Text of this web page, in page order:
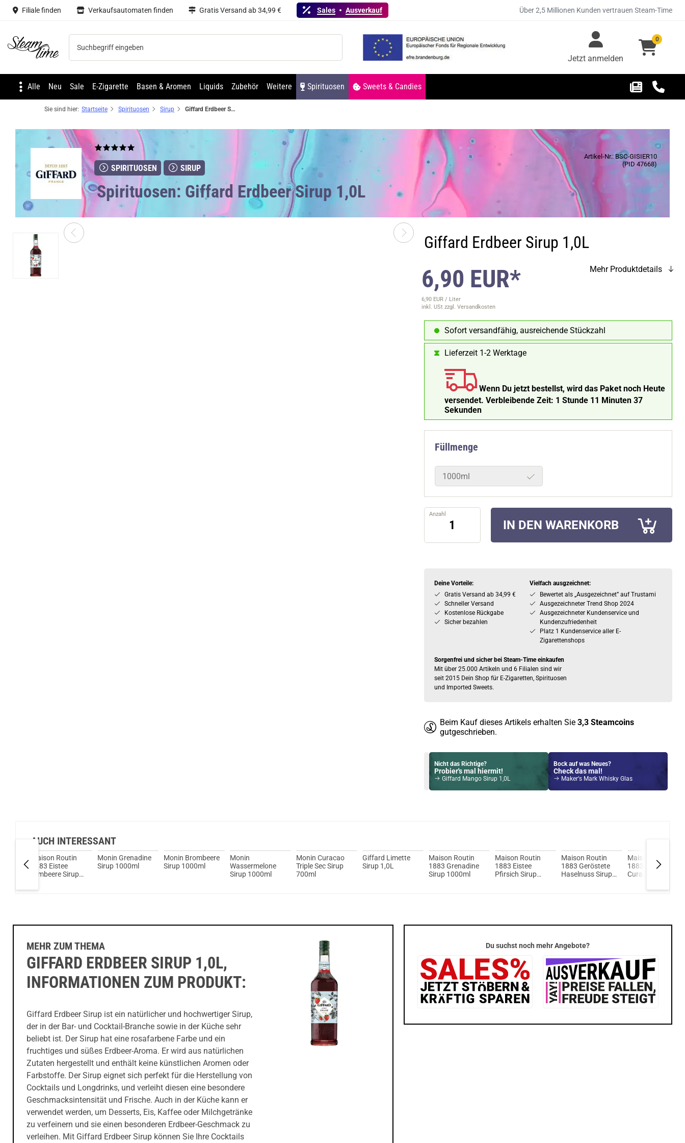
Filiale finden Verkaufsautomaten finden Gratis Versand ab 34,99 € Sales Ausverkauf Über 2,5 Millionen Kunden vertrauen Steam-Time
Steam time Jetzt anmelden
0
Alle Neu Sale E-Zigarette Basen & Aromen Liquids Zubehör Weitere Spirituosen Sweets & Candies
Sie sind hier: Startseite Spirituosen Sirup Giffard Erdbeer Sirup 1,0L
SPIRITUOSEN SIRUP
Artikel-Nr.: BSC-GISIER10
(PID 47668)
Spirituosen: Giffard Erdbeer Sirup 1,0L
Giffard Erdbeer Sirup 1,0L
6,90 EUR*
6,90 EUR / Liter
inkl. USt zzgl. Versandkosten
Mehr Produktdetails
Sofort versandfähig, ausreichende Stückzahl
Lieferzeit 1-2 Werktage
Wenn Du jetzt bestellst, wird das Paket noch Heute
versendet. Verbleibende Zeit: 1 Stunde 11 Minuten 36
Sekunden
Füllmenge
1000ml
Anzahl
IN DEN WARENKORB
Deine Vorteile:
Gratis Versand ab 34,99 €
Schneller Versand
Kostenlose Rückgabe
Sicher bezahlen
Vielfach ausgzeichnet:
Bewertet als „Ausgezeichnet” auf Trustami
Ausgezeichneter Trend Shop 2024
Ausgezeichneter Kundenservice und
Kundenzufriedenheit
Platz 1 Kundenservice aller E-
Zigarettenshops
Sorgenfrei und sicher bei Steam-Time einkaufen
Mit über 25.000 Artikeln und 6 Filialen sind wir
seit 2015 Dein Shop für E-Zigaretten, Spirituosen
und Imported Sweets.
Beim Kauf dieses Artikels erhalten Sie 3,3 Steamcoins
gutgeschrieben.
Nicht das Richtige?
Probier's mal hiermit!
Giffard Mango Sirup 1,0L
Bock auf was Neues?
Check das mal!
Maker‘s Mark Whisky Glas
AUCH INTERESSANT
Maison Routin
1883 Eistee
Himbeere Sirup
Monin Grenadine
Sirup 1000ml
Monin Brombeere
Sirup 1000ml
Monin
Wassermelone
Sirup 1000ml
Monin Curacao
Triple Sec Sirup
700ml
Giffard Limette
Sirup 1,0L
Maison Routin
1883 Grenadine
Sirup 1000ml
Maison Routin
1883 Eistee
Pfirsich Sirup
Maison Routin
1883 Geröstete
Haselnuss Sirup
Maison Routin
1883 Blue
Curaçao Sirup
MEHR ZUM THEMA
GIFFARD ERDBEER SIRUP 1,0L,
INFORMATIONEN ZUM PRODUKT:
Giffard Erdbeer Sirup ist ein natürlicher und hochwertiger Sirup,
der in der Bar- und Cocktail-Branche sowie in der Küche sehr
beliebt ist. Der Sirup hat eine rosafarbene Farbe und ein
fruchtiges und süßes Erdbeer-Aroma. Er wird aus natürlichen
Zutaten hergestellt und enthält keine künstlichen Aromen oder
Farbstoffe. Der Sirup eignet sich perfekt für die Herstellung von
Cocktails und Longdrinks, und verleiht diesen eine besondere
Geschmacksintensität und Frische. Auch in der Küche kann er
verwendet werden, um Desserts, Eis, Kaffee oder Milchgetränke
zu verfeinern und sie einen besonderen Erdbeer-Geschmack zu
verleihen. Mit Giffard Erdbeer Sirup können Sie Ihre Cocktails
Du suchst noch mehr Angebote?